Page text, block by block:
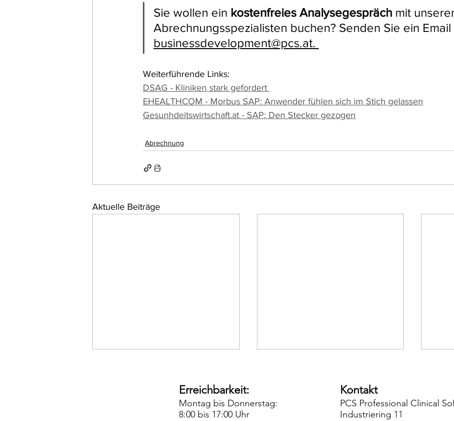
Sie wollen ein kostenfreies Analysegespräch mit
Abrechnungsspezialisten buchen? Senden Sie ein Email
businessdevelopment@pcs.at.
Weiterführende Links:
DSAG - Kliniken stark gefordert
EHEALTHCOM - Morbus SAP: Anwender fühlen sich im Stich gelassen
Gesunhdeitswirtschaft.at - SAP: Den Stecker gezogen
Abrechnung
Aktuelle Beiträge
Erreichbarkeit:
Montag bis Donnerstag:
8:00 bis 17:00 Uhr
Kontakt
PCS Professional Clinical
Industriering 11